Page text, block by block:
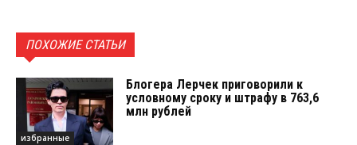
ПОХОЖИЕ СТАТЬИ
избранные
Блогера Лерчек приговорили к
условному сроку и штрафу в 763,6
млн рублей